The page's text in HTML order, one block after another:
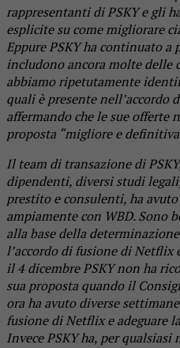
rappresentanti di PSKY e gli
esplicite su come migliorare
Eppure PSKY ha continuato a
includono ancora molte delle
abbiamo ripetutamente
quali è presente
affermando che le sue offerte
proposta “migliore e
Il team di transazione di
dipendenti, diversi studi
prestito e consulenti, ha
ampiamente con WBD. Sono
alla base della
l’accordo di fusione di Netflix
il 4 dicembre PSKY non ha
sua proposta quando il
ora ha avuto diverse
fusione di Netflix e adeguare
Invece PSKY ha, per